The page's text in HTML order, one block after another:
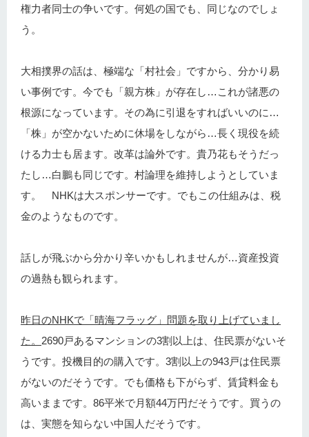
権力者同士の争いです。何処の国でも、同じなのでしょ
う。
大相撲界の話は、極端な「村社会」ですから、分かり易
い事例です。今でも「親方株」が存在し…これが諸悪の
根源になっています。その為に引退をすればいいのに…
「株」が空かないために休場をしながら…長く現役を続
ける力士も居ます。改革は論外です。貴乃花もそうだっ
たし…白鵬も同じです。村論理を維持しようとしていま
す。 NHKは大スポンサーです。でもこの仕組みは、税
金のようなものです。
話しが飛ぶから分かり辛いかもしれませんが…資産投資
の過熱も観られます。
昨日のNHKで「晴海フラッグ」問題を取り上げていまし
た。 2690戸あるマンションの3割以上は、住民票がないそ
うです。投機目的の購入です。3割以上の943戸は住民票
がないのだそうです。でも価格も下がらず、賃貸料金も
高いままです。86平米で月額44万円だそうです。買うの
は、実態を知らない中国人だそうです。